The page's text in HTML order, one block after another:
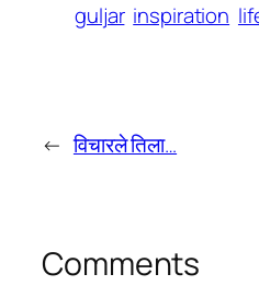
guljar inspiration
← विचारले तिला…
Comments